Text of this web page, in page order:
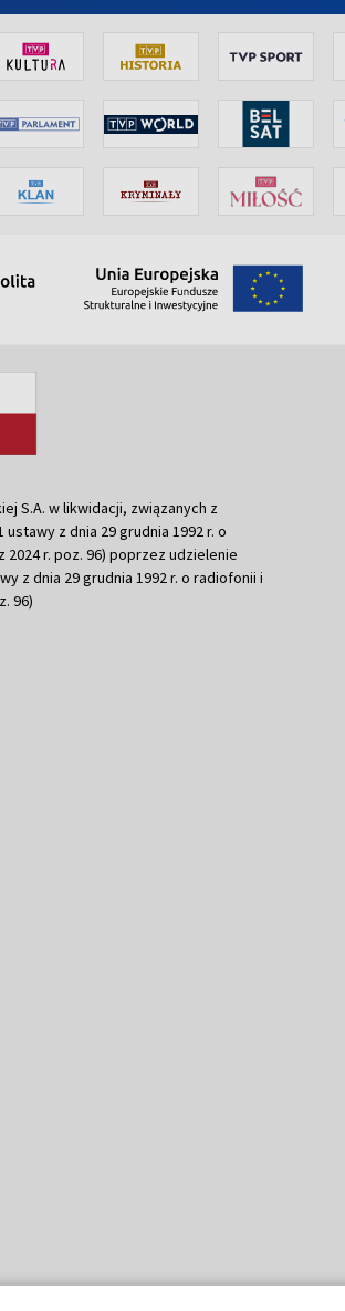
S.A. w likwidacji, związanych z
z dnia 29 grudnia 1992 r. o
2024 r. poz. 96) poprzez udzielenie
z dnia 29 grudnia 1992 r. o radiofonii i
96)